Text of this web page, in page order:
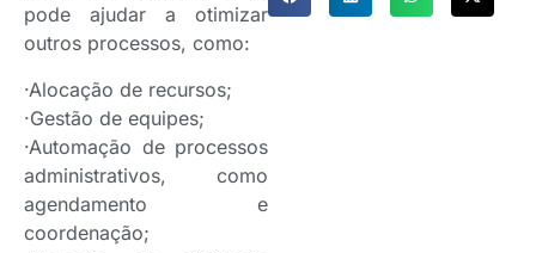
pode ajudar a otimizar
outros processos, como:
·Alocação de recursos;
·Gestão de equipes;
·Automação de processos
administrativos, como
agendamento e
coordenação;